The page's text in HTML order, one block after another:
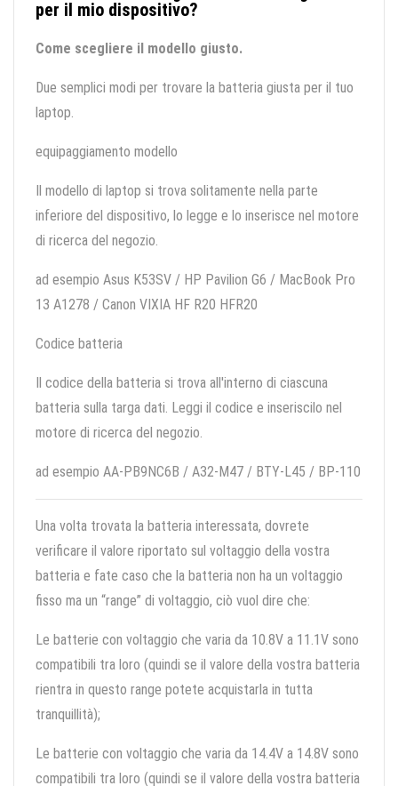
per il mio dispositivo?
Come scegliere il modello giusto.
Due semplici modi per trovare la batteria giusta per il tuo
laptop.
equipaggiamento modello
Il modello di laptop si trova solitamente nella parte
inferiore del dispositivo, lo legge e lo inserisce nel motore
di ricerca del negozio.
ad esempio Asus K53SV / HP Pavilion G6 / MacBook Pro
13 A1278 / Canon VIXIA HF R20 HFR20
Codice batteria
Il codice della batteria si trova all'interno di ciascuna
batteria sulla targa dati. Leggi il codice e inseriscilo nel
motore di ricerca del negozio.
ad esempio AA-PB9NC6B / A32-M47 / BTY-L45 / BP-110
Una volta trovata la batteria interessata, dovrete
verificare il valore riportato sul voltaggio della vostra
batteria e fate caso che la batteria non ha un voltaggio
fisso ma un “range” di voltaggio, ciò vuol dire che:
Le batterie con voltaggio che varia da 10.8V a 11.1V sono
compatibili tra loro (quindi se il valore della vostra batteria
rientra in questo range potete acquistarla in tutta
tranquillità);
Le batterie con voltaggio che varia da 14.4V a 14.8V sono
compatibili tra loro (quindi se il valore della vostra batteria